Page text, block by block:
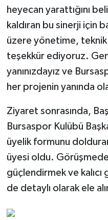
heyecan yarattığını
kaldıran bu sinerji için
üzere yönetime, teknik
teşekkür ediyoruz.
yanınızdayız ve
her projenin yanında
Ziyaret sonrasında,
Bursaspor Kulübü
üyelik formunu
üyesi oldu. Görüşmede
güçlendirmek ve
de detaylı olarak ele